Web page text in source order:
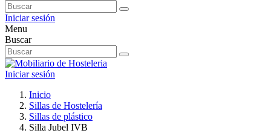
Iniciar sesión
Menu
Buscar
Iniciar sesión
Inicio
Sillas de Hostelería
Sillas de plástico
Silla Jubel IVB